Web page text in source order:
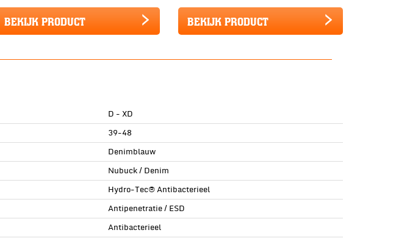
BEKIJK PRODUCT BEKIJK PRODUCT
D - XD
39-48
Denimblauw
Nubuck / Denim
Hydro-Tec® Antibacterieel
Antipenetratie / ESD
Antibacterieel